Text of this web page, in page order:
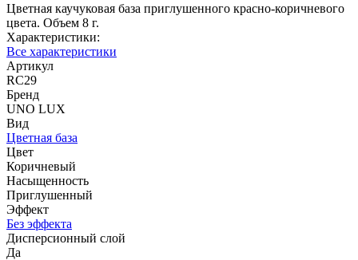
Цветная каучуковая база приглушенного красно-коричневого
цвета. Объем 8 г.
Характеристики:
Все характеристики
Артикул
RC29
Бренд
UNO LUX
Вид
Цветная база
Цвет
Коричневый
Насыщенность
Приглушенный
Эффект
Без эффекта
Дисперсионный слой
Да